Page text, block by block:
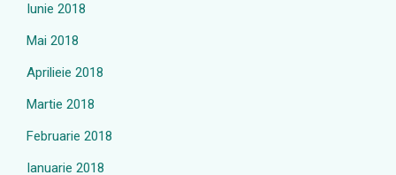
Iunie 2018
Mai 2018
Aprilieie 2018
Martie 2018
Februarie 2018
Ianuarie 2018